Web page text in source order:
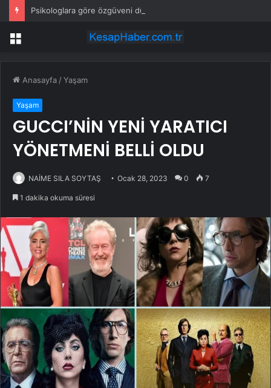
Menü
Anasayfa /Yaşam
Yaşam
GUCCI’NİN YENİ YARATICI
YÖNETMENİ BELLİ OLDU
NAİME SILA SOYTAŞ Ocak 28, 2023 0 7
1 dakika okuma süresi